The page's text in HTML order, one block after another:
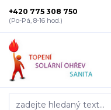
+420 775 308 750
(Po-Pá, 8-16 hod.)